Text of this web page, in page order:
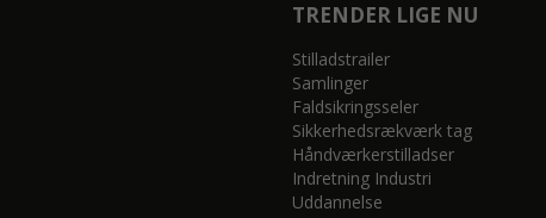
TRENDER LIGE NU
Stilladstrailer
Samlinger
Faldsikringsseler
Sikkerhedsrækværk tag
Håndværkerstilladser
Indretning Industri
Uddannelse